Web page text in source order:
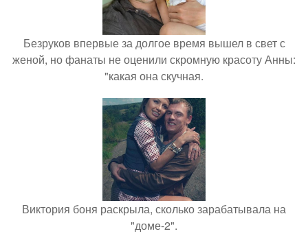
Безруков впервые за долгое время вышел в свет с
женой, но фанаты не оценили скромную красоту Анны:
"какая она скучная.
Виктория боня раскрыла, сколько зарабатывала на
"доме-2".